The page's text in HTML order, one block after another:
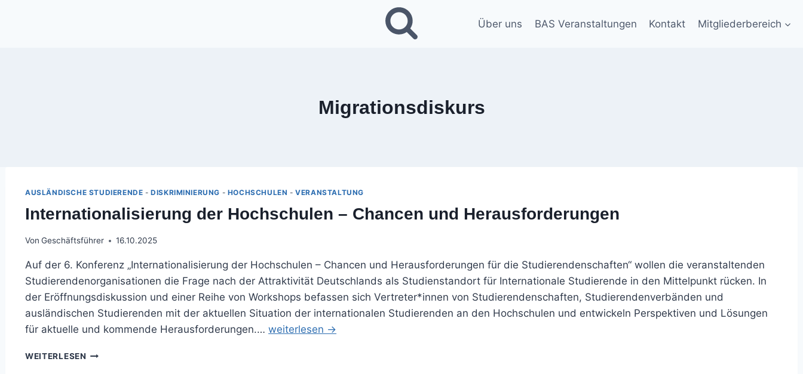
Über uns BAS Veranstaltungen Kontakt Mitgliederbereich
Migrationsdiskurs
AUSLÄNDISCHE STUDIERENDE -DISKRIMINIERUNG - HOCHSCHULEN -VERANSTALTUNG
Internationalisierung der Hochschulen – Chancen und Herausforderungen
Von Geschäftsführer 16.10.2025
Auf der 6. Konferenz „Internationalisierung der Hochschulen – Chancen und Herausforderungen für die Studierendenschaften“ wollen die veranstaltenden
Studierendenorganisationen die Frage nach der Attraktivität Deutschlands als Studienstandort für Internationale Studierende in den Mittelpunkt rücken. In
der Eröffnungsdiskussion und einer Reihe von Workshops befassen sich Vertreter*innen von Studierendenschaften, Studierendenverbänden und
ausländischen Studierenden mit der aktuellen Situation der internationalen Studierenden an den Hochschulen und entwickeln Perspektiven und Lösungen
für aktuelle und kommende Herausforderungen.…weiterlesen →
WEITERLESEN INTERNATIONALISIERUNG